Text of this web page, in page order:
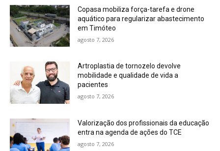
Copasa mobiliza força-tarefa e drone
aquático para regularizar abastecimento
em Timóteo
agosto 7, 2026
Artroplastia de tornozelo devolve
mobilidade e qualidade de vida a
pacientes
agosto 7, 2026
Valorização dos profissionais da educação
entra na agenda de ações do TCE
agosto 7, 2026